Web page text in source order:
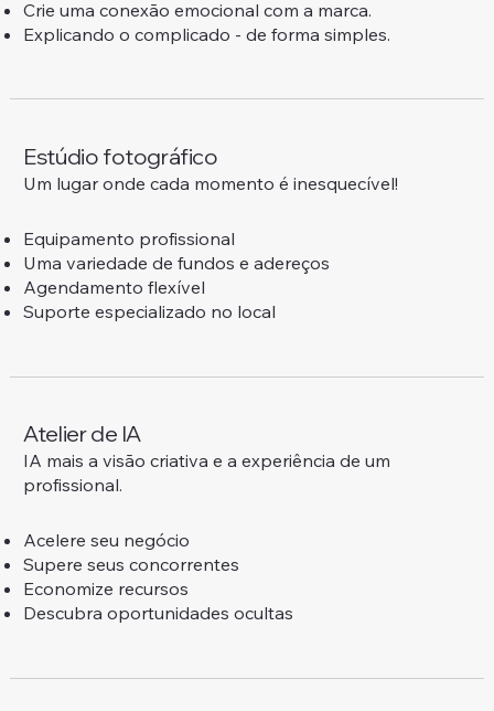
Crie uma conexão emocional com a marca.
Explicando o complicado - de forma simples.
Estúdio fotográfico
Um lugar onde cada momento é inesquecível!
Equipamento profissional
Uma variedade de fundos e adereços
Agendamento flexível
Suporte especializado no local
Atelier de IA
IA mais a visão criativa e a experiência de um
profissional.
Acelere seu negócio
Supere seus concorrentes
Economize recursos
Descubra oportunidades ocultas